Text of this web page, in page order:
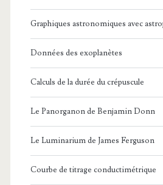
Graphiques astronomiques avec
Données des exoplanètes
Calculs de la durée du crépuscule
Le Panorganon de Benjamin Donn
Le Luminarium de James Ferguson
Courbe de titrage conductimétrique